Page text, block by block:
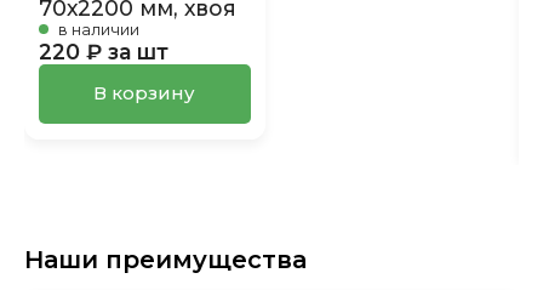
70х2200 мм, хвоя
в наличии
220 ₽ за шт
В корзину
Наши преимущества